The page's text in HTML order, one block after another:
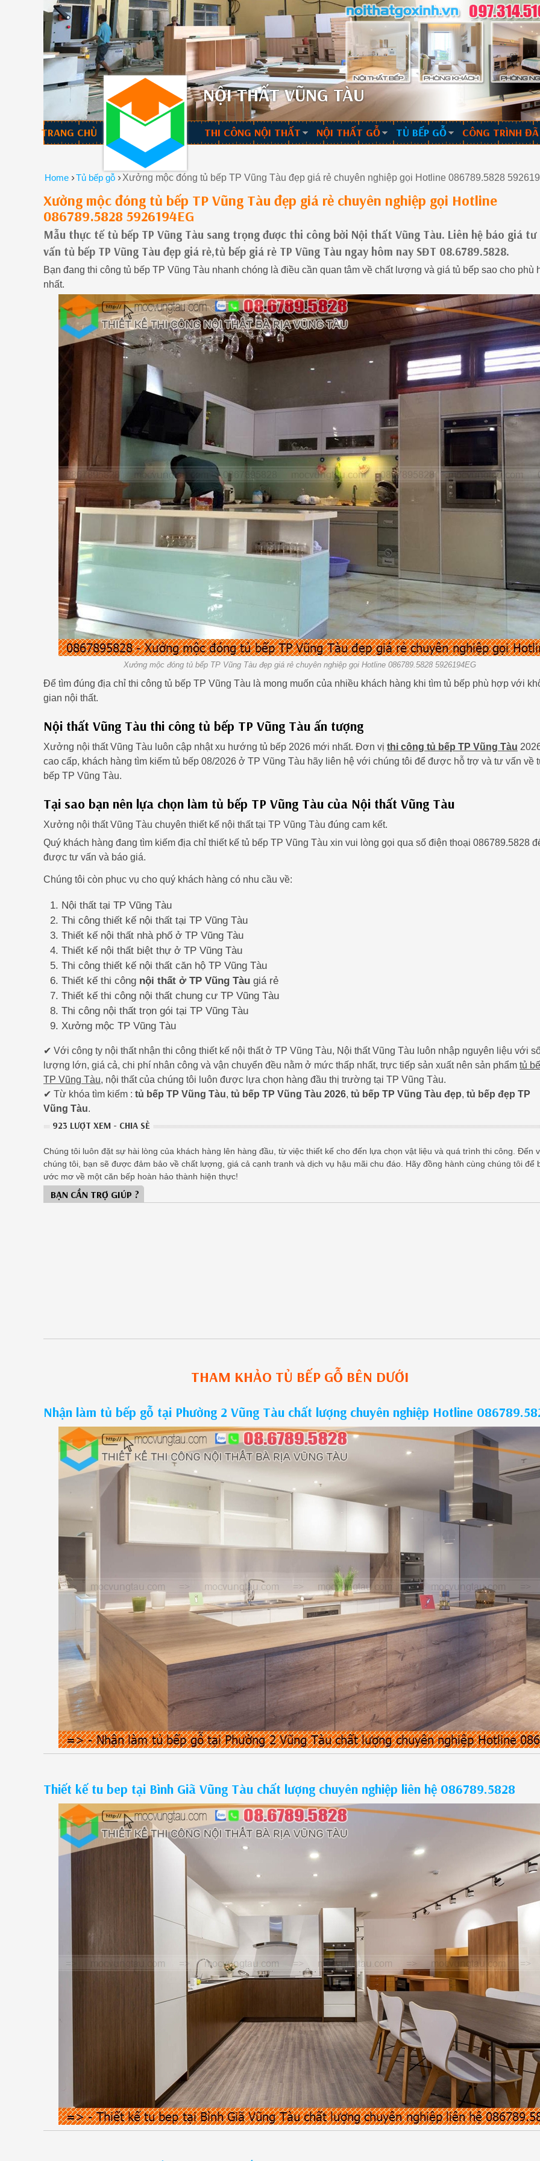
NỘI THẤT VŨNG TÀU
TRANG CHỦ THI CÔNG NỘI THẤT NỘI THẤT GỖ TỦ BẾP GỖ CÔNG TRÌNH
Home ›Tủ bếp gỗ ›Xưởng mộc đóng tủ bếp TP Vũng Tàu đẹp giá rẻ chuyên nghiệp gọi Hotline 086789.5828
Xưởng mộc đóng tủ bếp TP Vũng Tàu đẹp giá rẻ chuyên nghiệp gọi Hotline
086789.5828 5926194EG
Mẫu thực tế tủ bếp TP Vũng Tàu sang trọng được thi công bởi Nội thất Vũng Tàu. Liên hệ báo giá tư
vấn tủ bếp TP Vũng Tàu đẹp giá rẻ,tủ bếp giá rẻ TP Vũng Tàu ngay hôm nay SĐT 08.6789.5828.
Bạn đang thi công tủ bếp TP Vũng Tàu nhanh chóng là điều cần quan tâm về chất lượng và giá tủ bếp sao cho phù
nhất.
Xưởng mộc đóng tủ bếp TP Vũng Tàu đẹp giá rẻ chuyên nghiệp gọi Hotline 086789.5828 5926194EG
Để tìm đúng địa chỉ thi công tủ bếp TP Vũng Tàu là mong muốn của nhiều khách hàng khi tìm tủ bếp phù hợp với
gian nội thất.
Nội thất Vũng Tàu thi công tủ bếp TP Vũng Tàu ấn tượng
Xưởng nội thất Vũng Tàu luôn cập nhật xu hướng tủ bếp 2026 mới nhất. Đơn vị thi công tủ bếp TP Vũng Tàu
cao cấp, khách hàng tìm kiếm tủ bếp 08/2026 ở TP Vũng Tàu hãy liên hệ với chúng tôi để được hỗ trợ và tư vấn về
bếp TP Vũng Tàu.
Tại sao bạn nên lựa chọn làm tủ bếp TP Vũng Tàu của Nội thất Vũng Tàu
Xưởng nội thất Vũng Tàu chuyên thiết kế nội thất tại TP Vũng Tàu đúng cam kết.
Quý khách hàng đang tìm kiếm địa chỉ thiết kế tủ bếp TP Vũng Tàu xin vui lòng gọi qua số điện thoại 086789.5828
được tư vấn và báo giá.
Chúng tôi còn phục vụ cho quý khách hàng có nhu cầu về:
Nội thất tại TP Vũng Tàu
Thi công thiết kế nội thất tại TP Vũng Tàu
Thiết kế nội thất nhà phố ở TP Vũng Tàu
Thiết kế nội thất biệt thự ở TP Vũng Tàu
Thi công thiết kế nội thất căn hộ TP Vũng Tàu
Thiết kế thi công nội thất ở TP Vũng Tàu giá rẻ
Thiết kế thi công nội thất chung cư TP Vũng Tàu
Thi công nội thất trọn gói tại TP Vũng Tàu
Xưởng mộc TP Vũng Tàu
✔ Với công ty nội thất nhận thi công thiết kế nội thất ở TP Vũng Tàu, Nội thất Vũng Tàu luôn nhập nguyên liệu với
lượng lớn, giá cả, chi phí nhân công và vận chuyển đều nằm ở mức thấp nhất, trực tiếp sản xuất nên sản phẩm tủ
TP Vũng Tàu, nội thất của chúng tôi luôn được lựa chọn hàng đầu thị trường tại TP Vũng Tàu.
✔ Từ khóa tìm kiếm : tủ bếp TP Vũng Tàu, tủ bếp TP Vũng Tàu 2026, tủ bếp TP Vũng Tàu đẹp, tủ bếp đẹp TP
Vũng Tàu.
923 LƯỢT XEM - CHIA SẺ
Chúng tôi luôn đặt sự hài lòng của khách hàng lên hàng đầu, từ việc thiết kế cho đến lựa chọn vật liệu và quá trình thi công. Đến
chúng tôi, bạn sẽ được đảm bảo về chất lượng, giá cả cạnh tranh và dịch vụ hậu mãi chu đáo. Hãy đồng hành cùng chúng tôi để
ước mơ về một căn bếp hoàn hảo thành hiện thực!
BẠN CẦN TRỢ GIÚP ?
THAM KHẢO TỦ BẾP GỖ BÊN DƯỚI
Nhận làm tủ bếp gỗ tại Phường 2 Vũng Tàu chất lượng chuyên nghiệp Hotline
Thiết kế tu bep tại Bình Giã Vũng Tàu chất lượng chuyên nghiệp liên hệ 086789.5828